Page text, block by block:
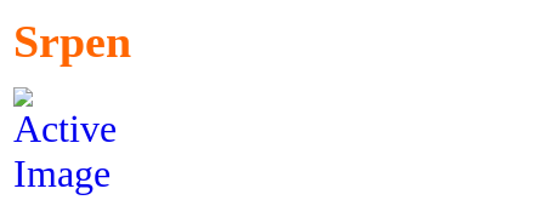
Srpen